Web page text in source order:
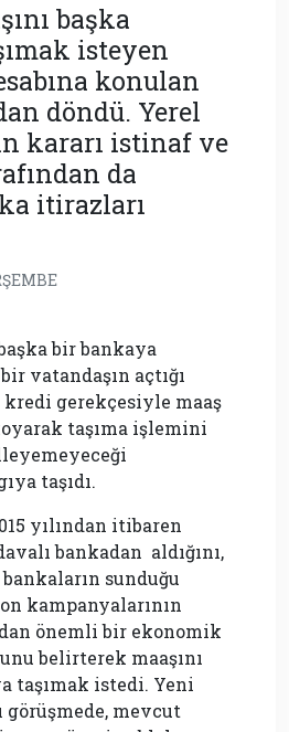
başka
isteyen
konulan
döndü. Yerel
kararı istinaf ve
da
itirazları
bir bankaya
vatandaşın açtığı
kredi gerekçesiyle maaş
taşıma işlemini
taşıdı.
yılından itibaren
bankadan aldığını,
sunduğu
kampanyalarının
önemli bir ekonomik
belirterek maaşını
taşımak istedi. Yeni
görüşmede, mevcut